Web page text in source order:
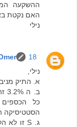
האם נקטת
נילי
18 באוקטובר 2016 בשעה 11:24
נילי,
א. התיק
כל
הסטטיסיקה